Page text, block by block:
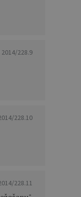
2014/228.9
228.10
228.11